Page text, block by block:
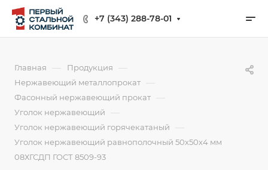
+7 (343) 288-78-01
Главная — Продукция —
Нержавеющий металлопрокат —
Фасонный нержавеющий прокат —
Уголок нержавеющий —
Уголок нержавеющий горячекатаный —
Уголок нержавеющий равнополочный 50х50х4 мм
08ХГСДП ГОСТ 8509-93